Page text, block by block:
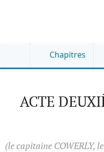
Chapitres
ACTE
(le capitaine COWERLY,